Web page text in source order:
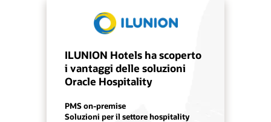
ILUNION Hotels ha scoperto
i vantaggi delle soluzioni
Oracle Hospitality
PMS on-premise
Soluzioni per il settore hospitality